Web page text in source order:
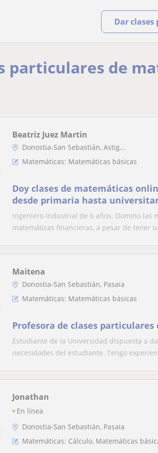
Dar
particulares de
Beatriz Juez Martin
Donostia-San Sebastián, Astig...
Matemáticas: Matemáticas básicas
Doy clases de matemáticas
desde primaria hasta
Ingeniero Industrial de 6 años. Domino las
matemáticas financieras, a pesar de tener
Maitena
Donostia-San Sebastián, Pasaia
Matemáticas: Matemáticas básicas
Profesora de clases particulares
Estudiante de la Universidad dispuesta a
necesidades del estudiante. Tengo
Jonathan
En línea
Donostia-San Sebastián, Pasaia
Matemáticas: Cálculo, Matemáticas